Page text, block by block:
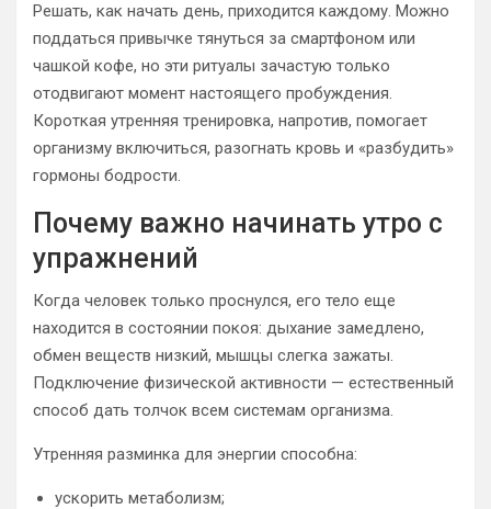
Решать, как начать день, приходится каждому. Можно
поддаться привычке тянуться за смартфоном или
чашкой кофе, но эти ритуалы зачастую только
отодвигают момент настоящего пробуждения.
Короткая утренняя тренировка, напротив, помогает
организму включиться, разогнать кровь и «разбудить»
гормоны бодрости.
Почему важно начинать утро с
упражнений
Когда человек только проснулся, его тело еще
находится в состоянии покоя: дыхание замедлено,
обмен веществ низкий, мышцы слегка зажаты.
Подключение физической активности — естественный
способ дать толчок всем системам организма.
Утренняя разминка для энергии способна:
ускорить метаболизм;